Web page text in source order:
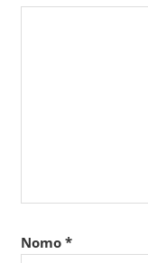
Nomo *